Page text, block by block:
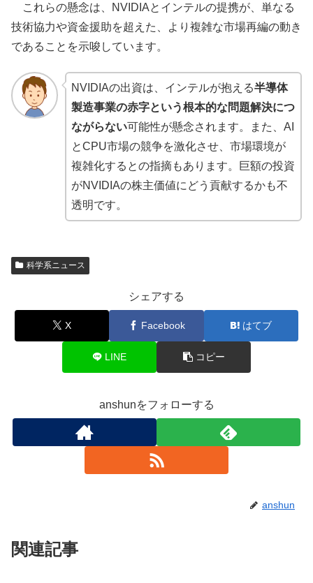
これらの懸念は、NVIDIAとインテルの提携が、単なる
技術協力や資金援助を超えた、より複雑な市場再編の動き
であることを示唆しています。
NVIDIAの出資は、インテルが抱える半導体
製造事業の赤字という根本的な問題解決につ
ながらない可能性が懸念されます。また、AI
とCPU市場の競争を激化させ、市場環境が
複雑化するとの指摘もあります。巨額の投資
がNVIDIAの株主価値にどう貢献するかも不
透明です。
科学系ニュース
シェアする
X Facebook はてブ
LINE コピー
anshunをフォローする
anshun
関連記事